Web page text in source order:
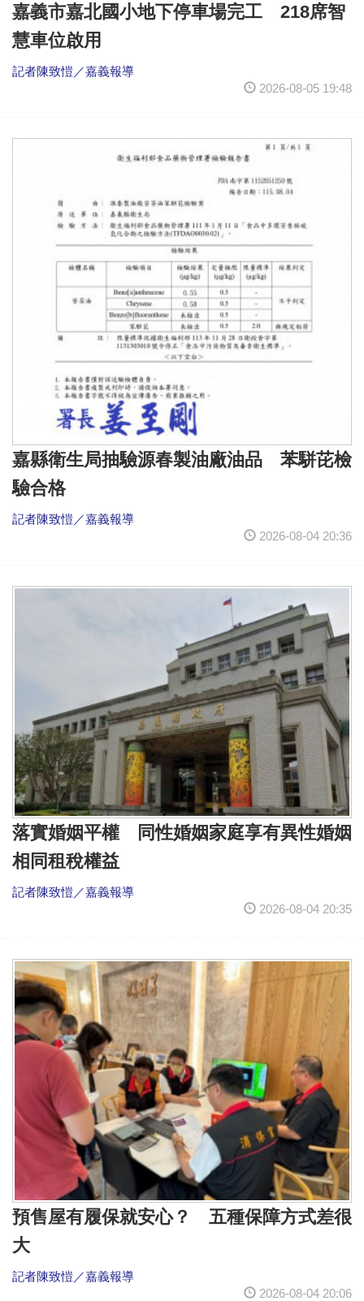
嘉義市嘉北國小地下停車場完工 218席智
慧車位啟用
記者陳致愷／嘉義報導
2026-08-05 19:48
嘉縣衛生局抽驗源春製油廠油品 苯駢芘檢
驗合格
記者陳致愷／嘉義報導
2026-08-04 20:36
落實婚姻平權 同性婚姻家庭享有異性婚姻
相同租稅權益
記者陳致愷／嘉義報導
2026-08-04 20:35
預售屋有履保就安心？ 五種保障方式差很
大
記者陳致愷／嘉義報導
2026-08-04 20:06